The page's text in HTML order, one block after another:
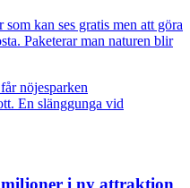
kan ses gratis men att göra
Paketerar man naturen blir
i ny attraktion